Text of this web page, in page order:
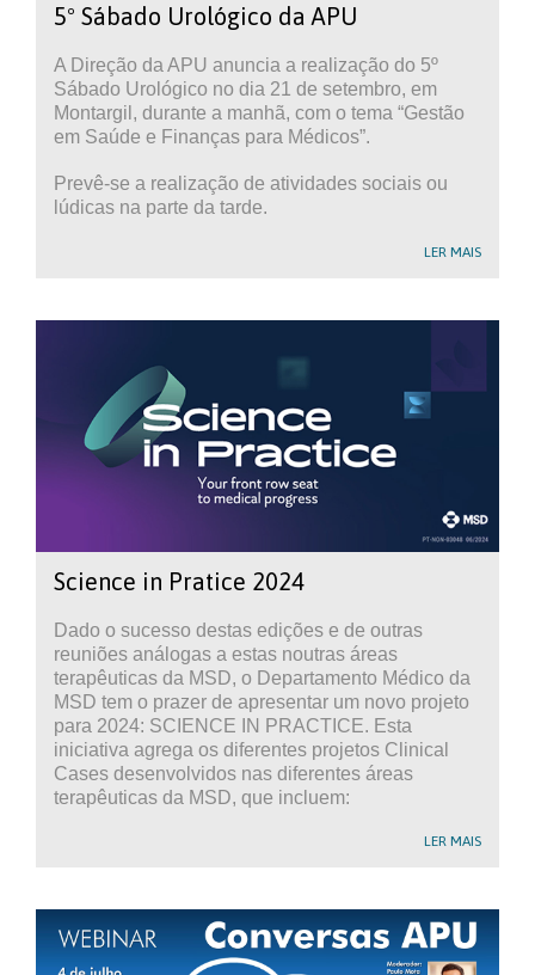
5º Sábado Urológico da APU
A Direção da APU anuncia a realização do 5º
Sábado Urológico no dia 21 de setembro, em
Montargil, durante a manhã, com o tema “Gestão
em Saúde e Finanças para Médicos”.
Prevê-se a realização de atividades sociais ou
lúdicas na parte da tarde.
LER MAIS
Science in Pratice 2024
Dado o sucesso destas edições e de outras
reuniões análogas a estas noutras áreas
terapêuticas da MSD, o Departamento Médico da
MSD tem o prazer de apresentar um novo projeto
para 2024: SCIENCE IN PRACTICE. Esta
iniciativa agrega os diferentes projetos Clinical
Cases desenvolvidos nas diferentes áreas
terapêuticas da MSD, que incluem:
LER MAIS